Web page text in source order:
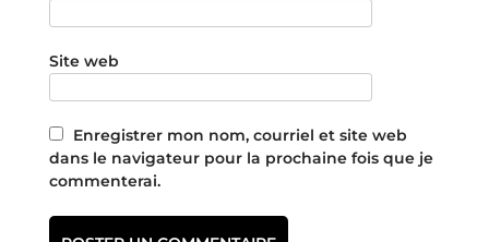
Site web
Enregistrer mon nom, courriel et site web
dans le navigateur pour la prochaine fois que je
commenterai.